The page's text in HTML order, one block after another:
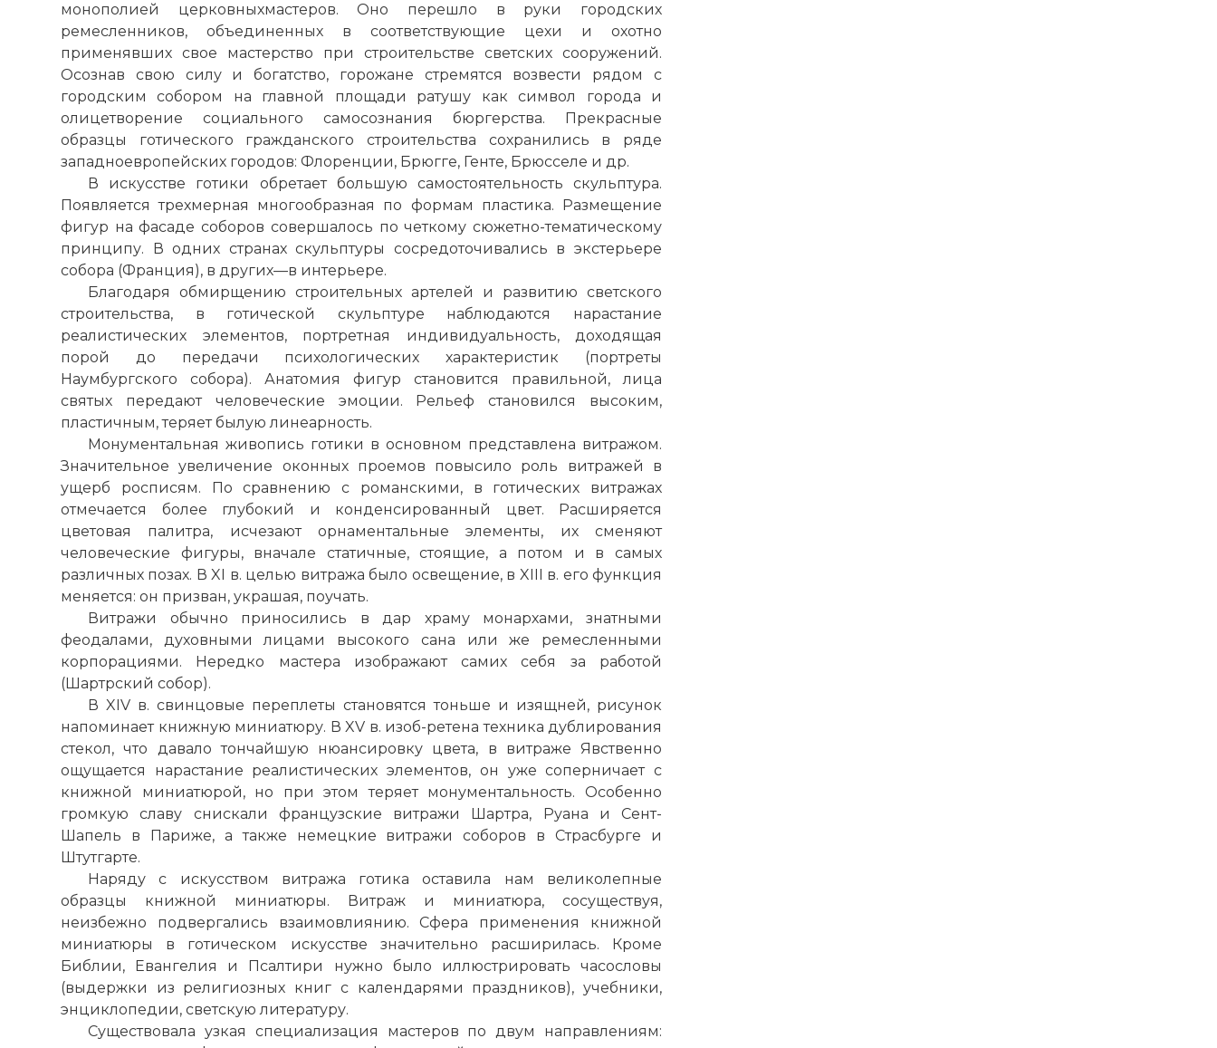
монополией церковныхмастеров. Оно перешло в руки городских
ремесленников, объединенных в соответствующие цехи и охотно
применявших свое мастерство при строительстве светских сооружений.
Осознав свою силу и богатство, горожане стремятся возвести рядом с
городским собором на главной площади ратушу как символ города и
олицетворение социального самосознания бюргерства. Прекрасные
образцы готического гражданского строительства сохранились в ряде
западноевропейских городов: Флоренции, Брюгге, Генте, Брюсселе и др.
В искусстве готики обретает большую самостоятельность скульптура.
Появляется трехмерная многообразная по формам пластика. Размещение
фигур на фасаде соборов совершалось по четкому сюжетно-тематическому
принципу. В одних странах скульптуры сосредоточивались в экстерьере
собора (Франция), в других—в интерьере.
Благодаря обмирщению строительных артелей и развитию светского
строительства, в готической скульптуре наблюдаются нарастание
реалистических элементов, портретная индивидуальность, доходящая
порой до передачи психологических характеристик (портреты
Наумбургского собора). Анатомия фигур становится правильной, лица
святых передают человеческие эмоции. Рельеф становился высоким,
пластичным, теряет былую линеарность.
Монументальная живопись готики в основном представлена витражом.
Значительное увеличение оконных проемов повысило роль витражей в
ущерб росписям. По сравнению с романскими, в готических витражах
отмечается более глубокий и конденсированный цвет. Расширяется
цветовая палитра, исчезают орнаментальные элементы, их сменяют
человеческие фигуры, вначале статичные, стоящие, а потом и в самых
различных позах. В XI в. целью витража было освещение, в XIII в. его функция
меняется: он призван, украшая, поучать.
Витражи обычно приносились в дар храму монархами, знатными
феодалами, духовными лицами высокого сана или же ремесленными
корпорациями. Нередко мастера изображают самих себя за работой
(Шартрский собор).
В XIV в. свинцовые переплеты становятся тоньше и изящней, рисунок
напоминает книжную миниатюру. В XV в. изоб-ретена техника дублирования
стекол, что давало тончайшую нюансировку цвета, в витраже Явственно
ощущается нарастание реалистических элементов, он уже соперничает с
книжной миниатюрой, но при этом теряет монументальность. Особенно
громкую славу снискали французские витражи Шартра, Руана и Сент-
Шапель в Париже, а также немецкие витражи соборов в Страсбурге и
Штутгарте.
Наряду с искусством витража готика оставила нам великолепные
образцы книжной миниатюры. Витраж и миниатюра, сосуществуя,
неизбежно подвергались взаимовлиянию. Сфера применения книжной
миниатюры в готическом искусстве значительно расширилась. Кроме
Библии, Евангелия и Псалтири нужно было иллюстрировать часословы
(выдержки из религиозных книг с календарями праздников), учебники,
энциклопедии, светскую литературу.
Существовала узкая специализация мастеров по двум направлениям:
☓